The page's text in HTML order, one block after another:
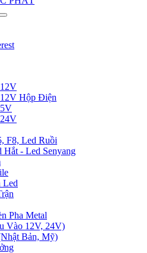
Hộp Điện
F8, Led Ruồi
- Led Senyang
Led
Pha Metal
Vào 12V, 24V)
Bản, Mỹ)